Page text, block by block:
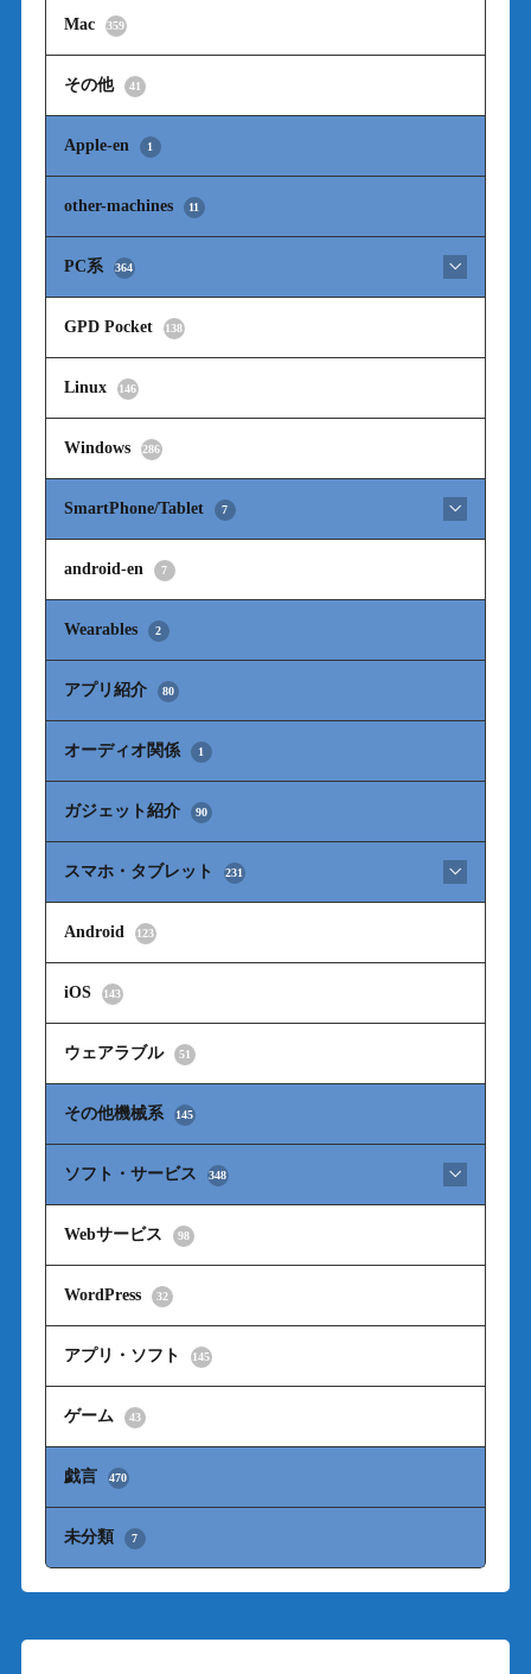
Mac 359
その他 41
Apple-en 1
other-machines 11
PC系 364
GPD Pocket 138
Linux 146
Windows 286
SmartPhone/Tablet 7
android-en 7
Wearables 2
アプリ紹介 80
オーディオ関係 1
ガジェット紹介 90
スマホ・タブレット 231
Android 123
iOS 143
ウェアラブル 51
その他機械系 145
ソフト・サービス 348
Webサービス 98
WordPress 32
アプリ・ソフト 145
ゲーム 43
戯言 470
未分類 7